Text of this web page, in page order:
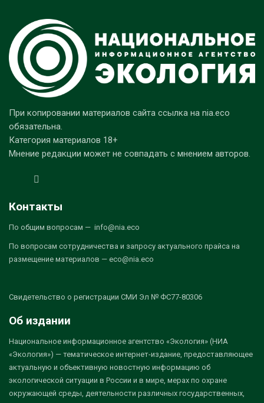
При копировании материалов сайта ссылка на nia.eco
обязательна.
Категория материалов 18+
Мнение редакции может не совпадать с мнением авторов.
Контакты
По общим вопросам — info@nia.eco
По вопросам сотрудничества и запросу актуального прайса на
размещение материалов — eco@nia.eco
Свидетельство о регистрации СМИ Эл № ФС77-80306
Об издании
Национальное информационное агентство «Экология» (НИА
«Экология») — тематическое интернет-издание, предоставляющее
актуальную и объективную новостную информацию об
экологической ситуации в России и в мире, мерах по охране
окружающей среды, деятельности различных государственных,